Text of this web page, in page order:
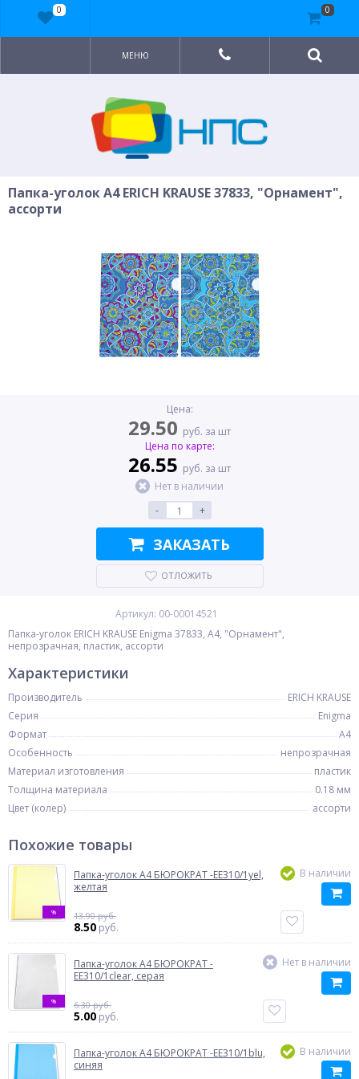
МЕНЮ
Папка-уголок A4 ERICH KRAUSE 37833, "Орнамент",
ассорти
Цена:
29.50 руб. за шт
Цена по карте:
26.55 руб. за шт
Нет в наличии
-
+
ЗАКАЗАТЬ
ОТЛОЖИТЬ
Артикул: 00-00014521
Папка-уголок ERICH KRAUSE Enigma 37833, A4, "Орнамент",
непрозрачная, пластик, ассорти
Характеристики
Производитель
ERICH KRAUSE
Серия
Enigma
Формат
A4
Особенность
непрозрачная
Материал изготовления
пластик
Толщина материала
0.18 мм
Цвет (колер)
ассорти
Похожие товары
%
Папка-уголок A4 БЮРОКРАТ -EE310/1yel,
желтая
13.90 руб.
8.50 руб.
В наличии
%
Папка-уголок A4 БЮРОКРАТ -
EE310/1clear, серая
6.30 руб.
5.00 руб.
Нет в наличии
Папка-уголок A4 БЮРОКРАТ -EE310/1blu,
синяя
В наличии
0 0